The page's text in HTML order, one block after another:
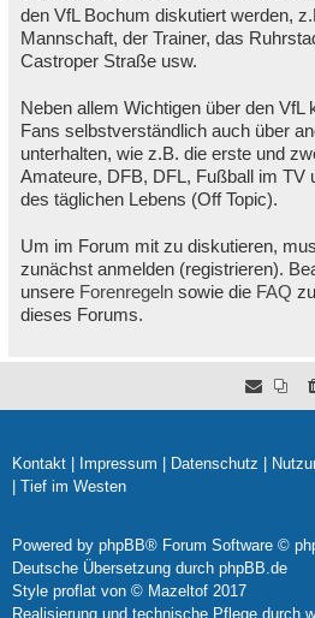
den VfL Bochum diskutiert werden,
Mannschaft, der Trainer, das
Castroper Straße usw.
Neben allem Wichtigen über den VfL
Fans selbstverständlich auch über
unterhalten, wie z.B. die erste und
Amateure, DFB, DFL, Fußball im TV
des täglichen Lebens (Off Topic).
Um im Forum mit zu diskutieren,
zunächst anmelden (registrieren).
unsere Forenregeln sowie die FAQ
dieses Forums.
Kontakt Impressum Datenschutz
Tief im Westen
Powered by phpBB® Forum Software ©
Deutsche Übersetzung durch phpBB.de
Style proflat von © Mazeltof 2017
Realisierung und technische Pflege durch